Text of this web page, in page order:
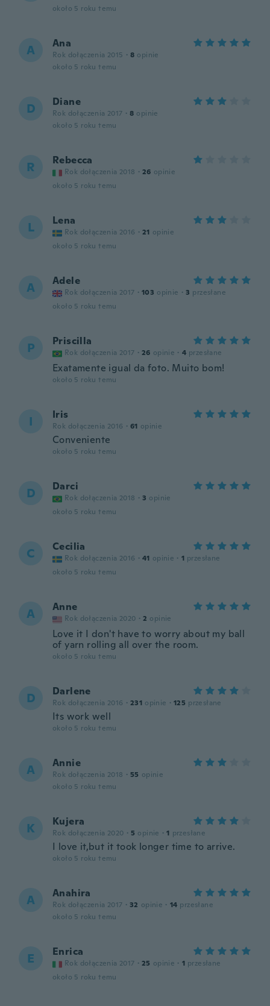
około 5 roku temu
A Ana
Rok dołączenia 2015 · 8 opinie
około 5 roku temu
D Diane
Rok dołączenia 2017 · 8 opinie
około 5 roku temu
R Rebecca
Rok dołączenia 2018 · 26 opinie
około 5 roku temu
L Lena
Rok dołączenia 2016 · 21 opinie
około 5 roku temu
A Adele
Rok dołączenia 2017 · 103 opinie · 3 przesłane
około 5 roku temu
P Priscilla
Rok dołączenia 2017 · 26 opinie · 4 przesłane
Exatamente igual da foto. Muito bom!
około 5 roku temu
I Iris
Rok dołączenia 2016 · 61 opinie
Conveniente
około 5 roku temu
D Darci
Rok dołączenia 2018 · 3 opinie
około 5 roku temu
C Cecilia
Rok dołączenia 2016 · 41 opinie · 1 przesłane
około 5 roku temu
A Anne
Rok dołączenia 2020 · 2 opinie
Love it I don't have to worry about my ball
of yarn rolling all over the room.
około 5 roku temu
D Darlene
Rok dołączenia 2016 · 231 opinie · 125 przesłane
Its work well
około 5 roku temu
A Annie
Rok dołączenia 2018 · 55 opinie
około 5 roku temu
K Kujera
Rok dołączenia 2020 · 5 opinie · 1 przesłane
I love it,but it took longer time to arrive.
około 5 roku temu
A Anahira
Rok dołączenia 2017 · 32 opinie · 14 przesłane
około 5 roku temu
E Enrica
Rok dołączenia 2017 · 25 opinie · 1 przesłane
około 5 roku temu